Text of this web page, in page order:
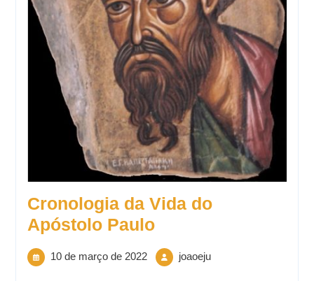
Cronologia da Vida do
Apóstolo Paulo
10 de março de 2022 joaoeju